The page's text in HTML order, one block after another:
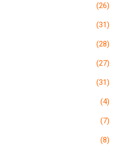
(26)
(31)
(28)
(27)
(31)
(4)
(7)
(8)